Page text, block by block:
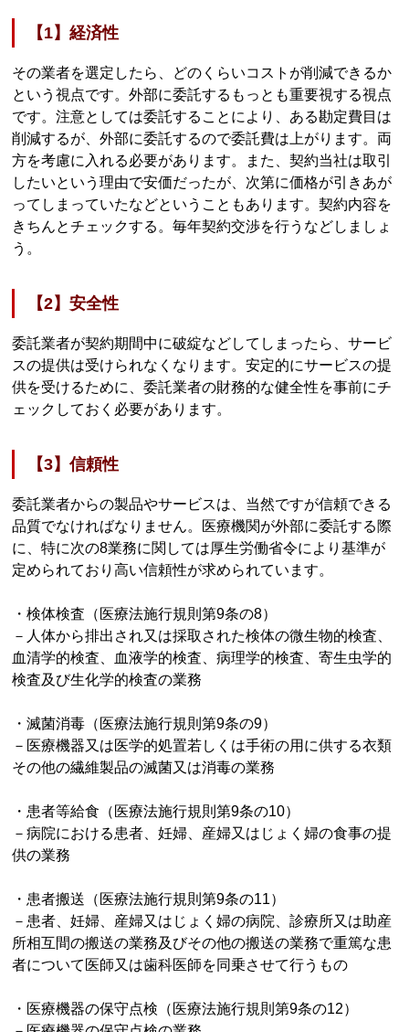
【1】経済性
その業者を選定したら、どのくらいコストが削減できるか
という視点です。外部に委託するもっとも重要視する視点
です。注意としては委託することにより、ある勘定費目は
削減するが、外部に委託するので委託費は上がります。両
方を考慮に入れる必要があります。また、契約当社は取引
したいという理由で安価だったが、次第に価格が引きあが
ってしまっていたなどということもあります。契約内容を
きちんとチェックする。毎年契約交渉を行うなどしましょ
う。
【2】安全性
委託業者が契約期間中に破綻などしてしまったら、サービ
スの提供は受けられなくなります。安定的にサービスの提
供を受けるために、委託業者の財務的な健全性を事前にチ
ェックしておく必要があります。
【3】信頼性
委託業者からの製品やサービスは、当然ですが信頼できる
品質でなければなりません。医療機関が外部に委託する際
に、特に次の8業務に関しては厚生労働省令により基準が
定められており高い信頼性が求められています。
・検体検査（医療法施行規則第9条の8）
－人体から排出され又は採取された検体の微生物的検査、
血清学的検査、血液学的検査、病理学的検査、寄生虫学的
検査及び生化学的検査の業務
・滅菌消毒（医療法施行規則第9条の9）
－医療機器又は医学的処置若しくは手術の用に供する衣類
その他の繊維製品の滅菌又は消毒の業務
・患者等給食（医療法施行規則第9条の10）
－病院における患者、妊婦、産婦又はじょく婦の食事の提
供の業務
・患者搬送（医療法施行規則第9条の11）
－患者、妊婦、産婦又はじょく婦の病院、診療所又は助産
所相互間の搬送の業務及びその他の搬送の業務で重篤な患
者について医師又は歯科医師を同乗させて行うもの
・医療機器の保守点検（医療法施行規則第9条の12）